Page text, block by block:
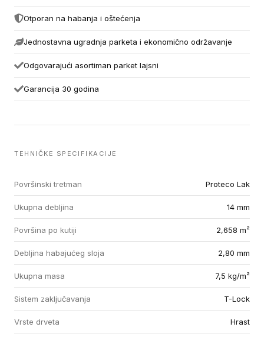
Otporan na habanja i oštećenja
Jednostavna ugradnja parketa i ekonomično održavanje
Odgovarajući asortiman parket lajsni
Garancija 30 godina
TEHNIČKE SPECIFIKACIJE
Površinski tretman Proteco Lak
Ukupna debljina 14 mm
Površina po kutiji 2,658 m²
Debljina habajućeg sloja 2,80 mm
Ukupna masa 7,5 kg/m²
Sistem zaključavanja T-Lock
Vrste drveta Hrast